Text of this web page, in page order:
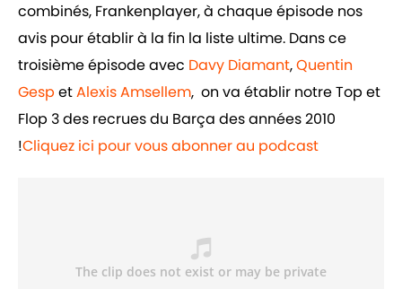
combinés, Frankenplayer, à chaque épisode nos
avis pour établir à la fin la liste ultime. Dans ce
troisième épisode avec Davy Diamant,Quentin
Gesp etAlexis Amsellem, on va établir notre Top et
Flop 3 des recrues du Barça des années 2010
!Cliquez ici pour vous abonner au podcast